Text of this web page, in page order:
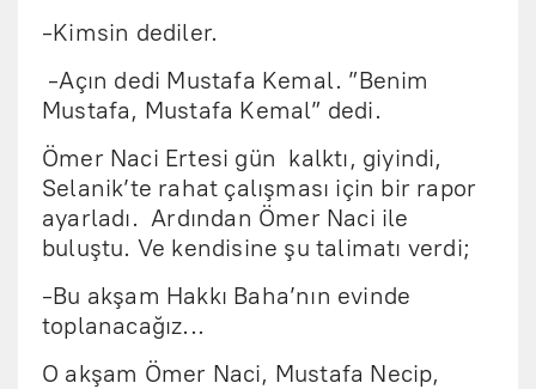
-Kimsin dediler.
-Açın dedi Mustafa Kemal. ”Benim
Mustafa, Mustafa Kemal” dedi.
Ömer Naci Ertesi gün kalktı, giyindi,
Selanik’te rahat çalışması için bir rapor
ayarladı. Ardından Ömer Naci ile
buluştu. Ve kendisine şu talimatı verdi;
-Bu akşam Hakkı Baha’nın evinde
toplanacağız...
O akşam Ömer Naci, Mustafa Necip,